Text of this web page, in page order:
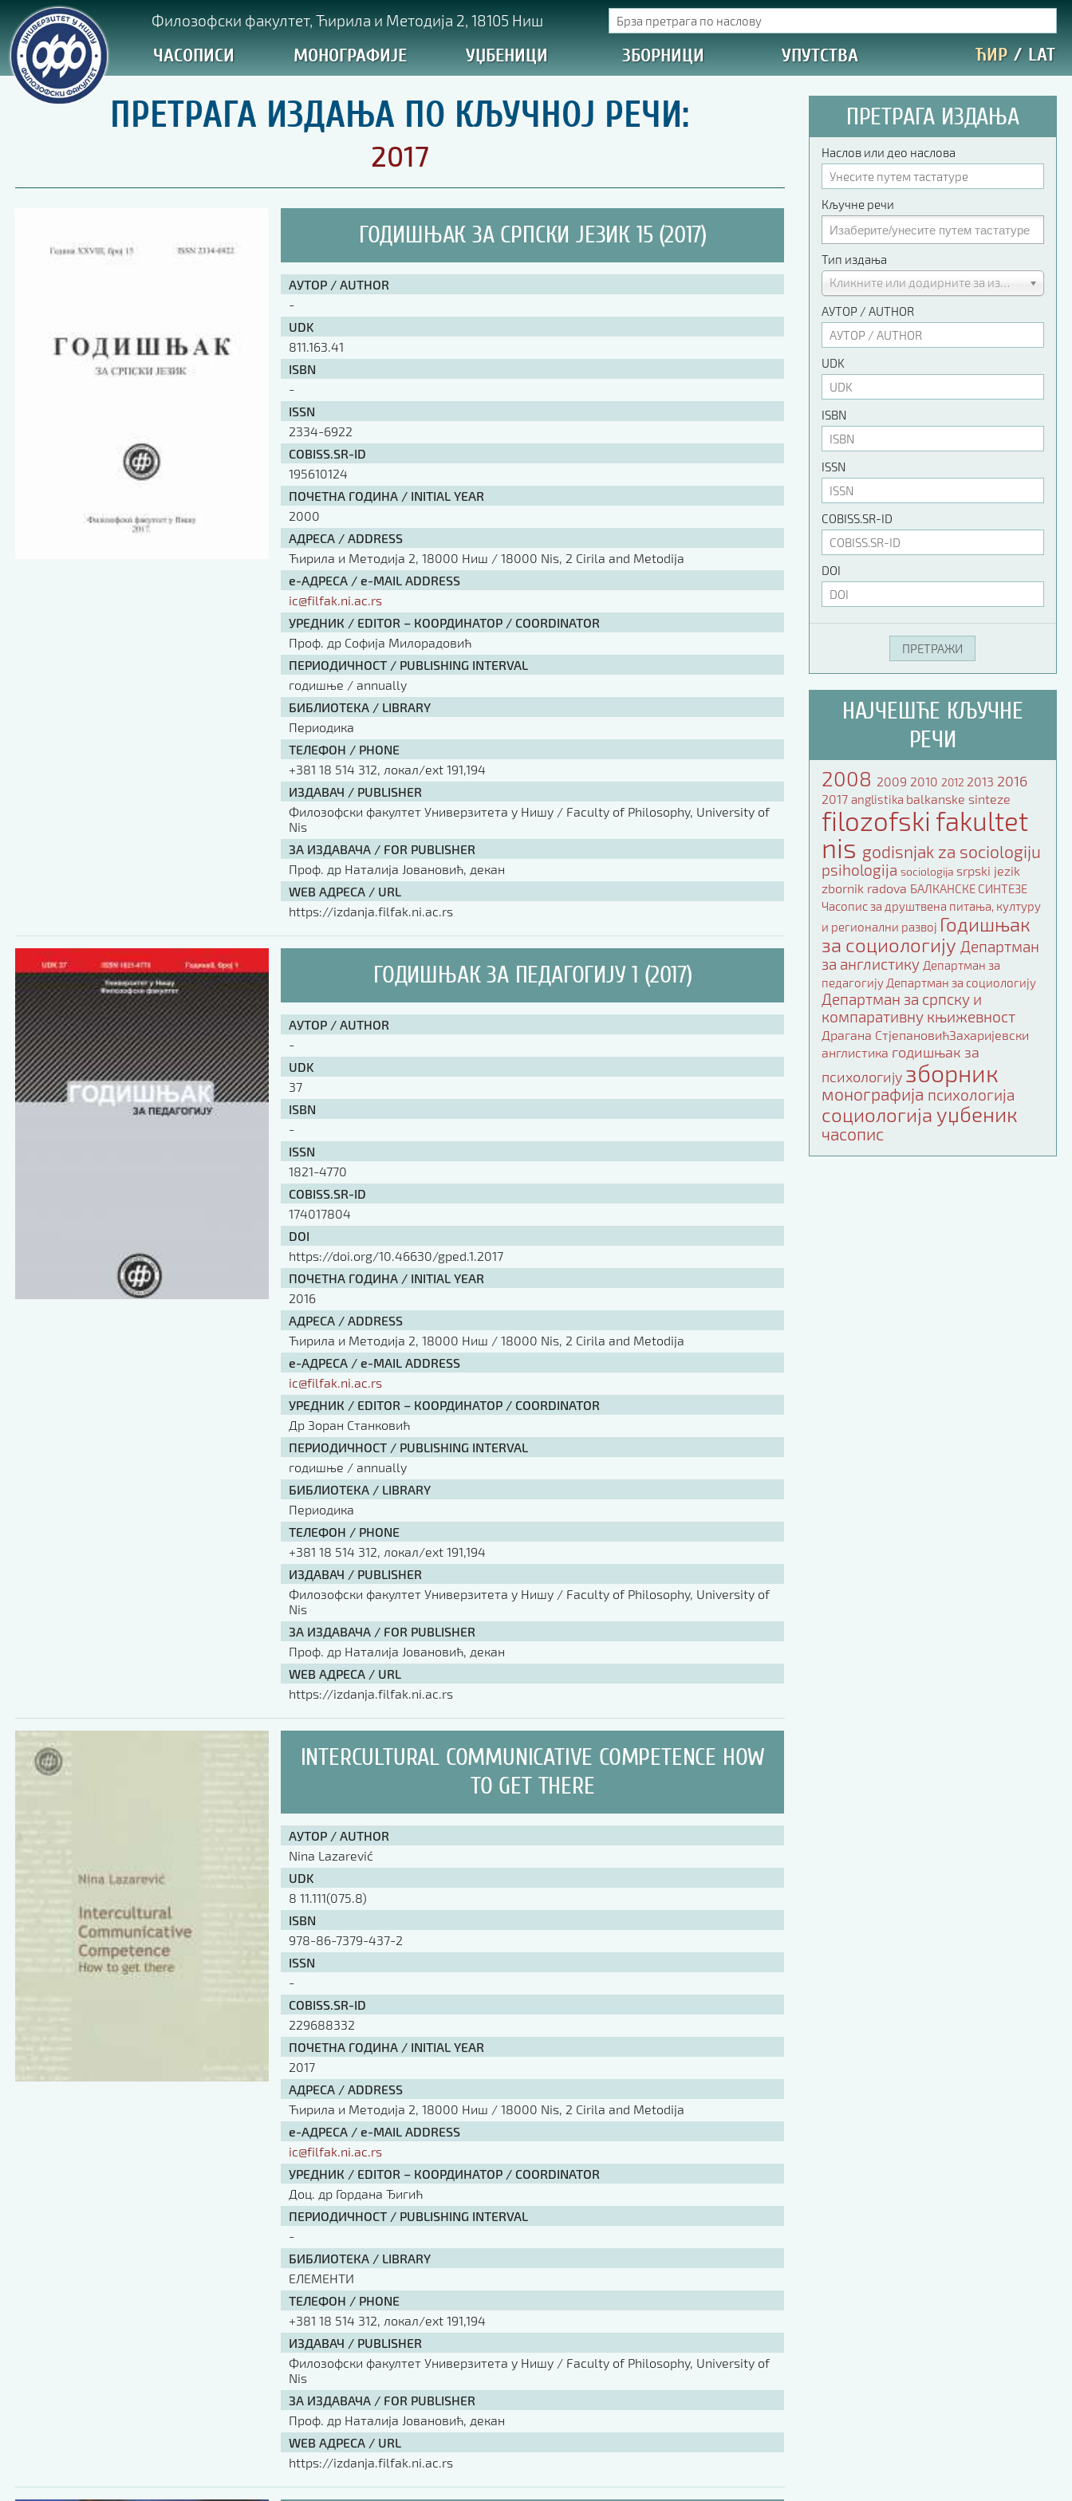
Филозофски факултет, Ћирила и Методија 2, 18105 Ниш
ЧАСОПИСИ МОНОГРАФИЈЕ УЏБЕНИЦИ ЗБОРНИЦИ УПУТСТВА ЋИР / LAT
ПРЕТРАГА ИЗДАЊА ПО КЉУЧНОЈ РЕЧИ:
2017
ГОДИШЊАК ЗА СРПСКИ ЈЕЗИК 15 (2017)
АУТОР / AUTHOR
-
UDK
811.163.41
ISBN
-
ISSN
2334-6922
COBISS.SR-ID
195610124
ПОЧЕТНА ГОДИНА / INITIAL YEAR
2000
АДРЕСА / ADDRESS
Ћирила и Методија 2, 18000 Ниш / 18000 Nis, 2 Cirila and Metodija
е-АДРЕСА / e-MAIL ADDRESS
ic@filfak.ni.ac.rs
УРЕДНИК / EDITOR – КООРДИНАТОР / COORDINATOR
Проф. др Софија Милорадовић
ПЕРИОДИЧНОСТ / PUBLISHING INTERVAL
годишње / annually
БИБЛИОТЕКА / LIBRARY
Периодика
ТЕЛЕФОН / PHONE
+381 18 514 312, локал/ext 191,194
ИЗДАВАЧ / PUBLISHER
Филозофски факултет Универзитета у Нишу / Faculty of Philosophy, University of
Nis
ЗА ИЗДАВАЧА / FOR PUBLISHER
Проф. др Наталија Јовановић, декан
WEB АДРЕСА / URL
https://izdanja.filfak.ni.ac.rs
ГОДИШЊАК ЗА ПЕДАГОГИЈУ 1 (2017)
АУТОР / AUTHOR
-
UDK
37
ISBN
-
ISSN
1821-4770
COBISS.SR-ID
174017804
DOI
https://doi.org/10.46630/gped.1.2017
ПОЧЕТНА ГОДИНА / INITIAL YEAR
2016
АДРЕСА / ADDRESS
Ћирила и Методија 2, 18000 Ниш / 18000 Nis, 2 Cirila and Metodija
е-АДРЕСА / e-MAIL ADDRESS
ic@filfak.ni.ac.rs
УРЕДНИК / EDITOR – КООРДИНАТОР / COORDINATOR
Др Зоран Станковић
ПЕРИОДИЧНОСТ / PUBLISHING INTERVAL
годишње / annually
БИБЛИОТЕКА / LIBRARY
Периодика
ТЕЛЕФОН / PHONE
+381 18 514 312, локал/ext 191,194
ИЗДАВАЧ / PUBLISHER
Филозофски факултет Универзитета у Нишу / Faculty of Philosophy, University of
Nis
ЗА ИЗДАВАЧА / FOR PUBLISHER
Проф. др Наталија Јовановић, декан
WEB АДРЕСА / URL
https://izdanja.filfak.ni.ac.rs
INTERCULTURAL COMMUNICATIVE COMPETENCE HOW
TO GET THERE
АУТОР / AUTHOR
Nina Lazarević
UDK
8 11.111(075.8)
ISBN
978-86-7379-437-2
ISSN
-
COBISS.SR-ID
229688332
ПОЧЕТНА ГОДИНА / INITIAL YEAR
2017
АДРЕСА / ADDRESS
Ћирила и Методија 2, 18000 Ниш / 18000 Nis, 2 Cirila and Metodija
е-АДРЕСА / e-MAIL ADDRESS
ic@filfak.ni.ac.rs
УРЕДНИК / EDITOR – КООРДИНАТОР / COORDINATOR
Доц. др Гордана Ђигић
ПЕРИОДИЧНОСТ / PUBLISHING INTERVAL
-
БИБЛИОТЕКА / LIBRARY
ЕЛЕМЕНТИ
ТЕЛЕФОН / PHONE
+381 18 514 312, локал/ext 191,194
ИЗДАВАЧ / PUBLISHER
Филозофски факултет Универзитета у Нишу / Faculty of Philosophy, University of
Nis
ЗА ИЗДАВАЧА / FOR PUBLISHER
Проф. др Наталија Јовановић, декан
WEB АДРЕСА / URL
https://izdanja.filfak.ni.ac.rs
ПРЕТРАГА ИЗДАЊА
Наслов или део наслова
Кључне речи
Тип издања
Кликните или додирните за избор
АУТОР / AUTHOR
UDK
ISBN
ISSN
COBISS.SR-ID
DOI
НАЈЧЕШЋЕ КЉУЧНЕ
РЕЧИ
2008 2009 2010 2012 2013 2016
2017 anglistika balkanske sinteze
filozofski fakultet
nis godisnjak za sociologiju
psihologija sociologija srpski jezik
zbornik radova БАЛКАНСКЕ СИНТЕЗЕ
Часопис за друштвена питања, културу
и регионални развој Годишњак
за социологију Департман
за англистику Департман за
педагогију Департман за социологију
Департман за српску и
компаративну књижевност
Драгана СтјепановићЗахаријевски
англистика годишњак за
психологију зборник
монографија психологија
социологија уџбеник
часопис